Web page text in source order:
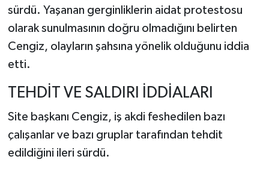
sürdü. Yaşanan gerginliklerin aidat protestosu
olarak sunulmasının doğru olmadığını belirten
Cengiz, olayların şahsına yönelik olduğunu iddia
etti.
TEHDİT VE SALDIRI İDDİALARI
Site başkanı Cengiz, iş akdi feshedilen bazı
çalışanlar ve bazı gruplar tarafından tehdit
edildiğini ileri sürdü.